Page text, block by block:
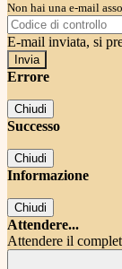
Non hai una e-mail
E-mail inviata, si
Errore
Chiudi
Successo
Chiudi
Informazione
Chiudi
Attendere...
Attendere il